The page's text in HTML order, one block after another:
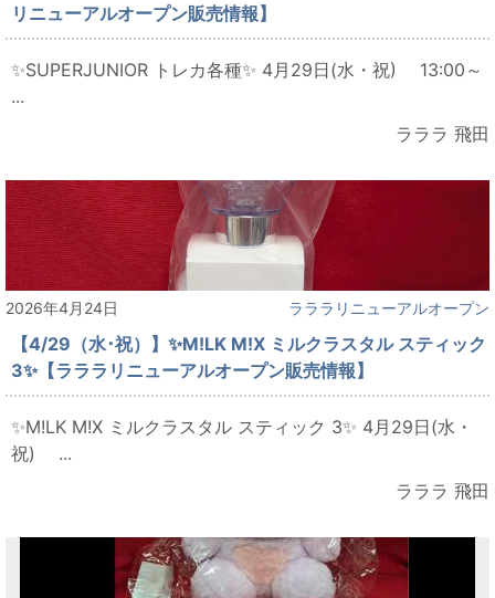
リニューアルオープン販売情報】
✨SUPERJUNIOR トレカ各種✨ 4月29日(水・祝) 13:00～
...
ラララ 飛田
2026年4月24日 ラララリニューアルオープン
【4/29（水･祝）】✨M!LK M!X ミルクラスタル スティック
3✨【ラララリニューアルオープン販売情報】
✨M!LK M!X ミルクラスタル スティック 3✨ 4月29日(水・
祝) ...
ラララ 飛田